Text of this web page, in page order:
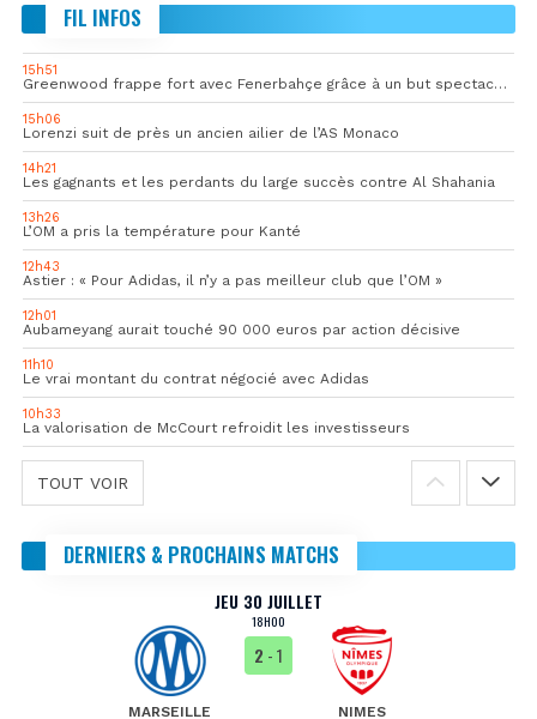
FIL INFOS
15h51
Greenwood frappe fort avec Fenerbahçe grâce à un but spectaculaire
15h06
Lorenzi suit de près un ancien ailier de l’AS Monaco
14h21
Les gagnants et les perdants du large succès contre Al Shahania
13h26
L’OM a pris la température pour Kanté
12h43
Astier : « Pour Adidas, il n’y a pas meilleur club que l’OM »
12h01
Aubameyang aurait touché 90 000 euros par action décisive
11h10
Le vrai montant du contrat négocié avec Adidas
10h33
La valorisation de McCourt refroidit les investisseurs
TOUT VOIR
DERNIERS & PROCHAINS MATCHS
JEU 30 JUILLET
18H00
MARSEILLE
2 - 1
NIMES